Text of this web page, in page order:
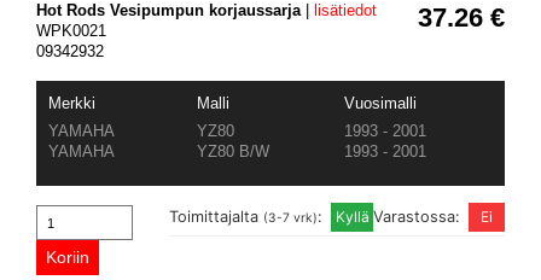
37.26 €
Hot Rods Vesipumpun korjaussarja|
lisätiedot
WPK0021
09342932
Merkki Malli
Vuosimalli
YAMAHA
YZ80
1993 - 2001
YAMAHA
YZ80 B/W 1993 - 2001
Varastossa:
Toimittajalta (3-7 vrk):